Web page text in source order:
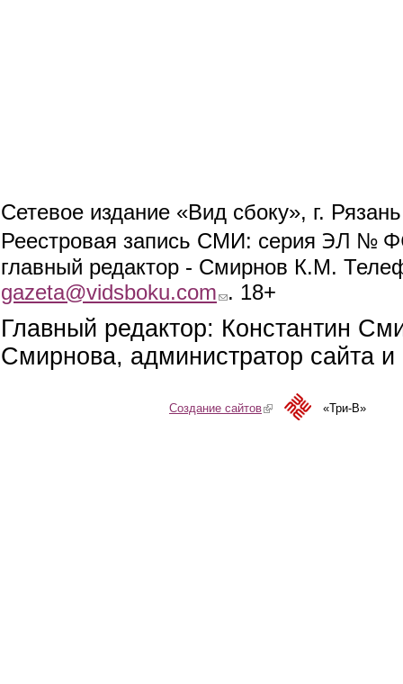
Сетевое издание «Вид сбоку», г.
Реестровая запись СМИ: серия ЭЛ №
главный редактор - Смирнов К.М.
gazeta@vidsboku.com (link sends e-mail)
. 18+
Главный редактор: Константин
Смирнова, администратор сайта
Создание сайтов(link is external)«Три-В»